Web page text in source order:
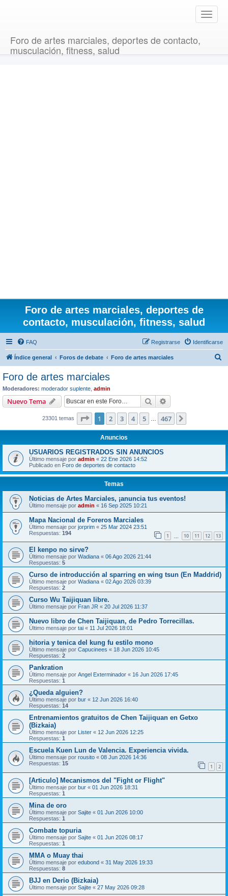
T
o
Foro de artes marciales, deportes de contacto,
musculación, fitness, salud
Foro de artes marciales, deportes de
contacto, musculación, fitness, salud
FAQ Identificarse
Registrarse
Índice general Foros de debate Foro de artes marciales
Foro de artes marciales
Moderadores: moderador suplente admin
Nuevo Tema Buscar
23301 temas Página de 467
1 2 3 4 5 467
Anuncios
USUARIOS REGISTRADOS SIN ANUNCIOS
Último mensaje por admin « 22 Ene 2026 14:52
Publicado en Foro de deportes de contacto
Temas
Noticias de Artes Marciales, ¡anuncia tus eventos!
Último mensaje por admin « 16 Sep 2025 10:21
Mapa Nacional de Foreros Marciales
Último mensaje por jorprim « 25 Mar 2024 23:51
Respuestas: 194 1 10 11 12 13
El kenpo no sirve?
Último mensaje por Wadiana « 06 Ago 2026 21:44
Respuestas: 5
Curso de introducción al sparring en wing tsun (En Maddrid)
Último mensaje por Wadiana « 02 Ago 2026 03:39
Respuestas: 2
Curso Wu Taijiquan libre.
Último mensaje por Fran JR « 20 Jul 2026 11:37
Nuevo libro de Chen Taijiquan, de Pedro Torrecillas.
Último mensaje por tai « 11 Jul 2026 18:01
hitoria y tenica del kung fu estilo mono
Último mensaje por Capucinees « 18 Jun 2026 10:45
Respuestas: 2
Pankration
Último mensaje por Angel Exterminador « 16 Jun 2026 17:45
Respuestas: 1
¿Queda alguien?
Último mensaje por bur « 12 Jun 2026 16:40
Respuestas: 14
Entrenamientos gratuitos de Chen Taijiquan en Getxo
(Bizkaia)
Último mensaje por Lister « 12 Jun 2026 12:25
Respuestas: 1
Escuela Kuen Lun de Valencia. Experiencia vivida.
Último mensaje por rousito « 08 Jun 2026 14:36
Respuestas: 15 1 2
[Articulo] Mecanismos del "Fight or Flight"
Último mensaje por bur « 01 Jun 2026 18:31
Respuestas: 1
Mina de oro
Último mensaje por Sajite « 01 Jun 2026 10:00
Respuestas: 1
Combate topuria
Último mensaje por Sajite « 01 Jun 2026 08:17
Respuestas: 1
MMA o Muay thai
Último mensaje por edubond « 31 May 2026 19:33
Respuestas: 8
BJJ en Derio (Bizkaia)
Último mensaje por Sajite « 27 May 2026 09:28